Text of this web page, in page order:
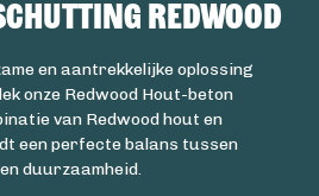
Redwood
en aantrekkelijke oplossing
onze Redwood Hout-beton
van Redwood hout en
een perfecte balans tussen
duurzaamheid.